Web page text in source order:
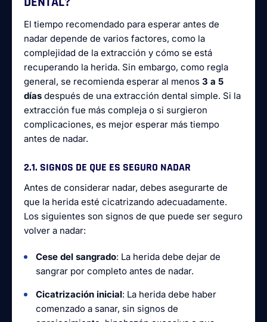
El tiempo recomendado para esperar antes de
nadar depende de varios factores, como la
complejidad de la extracción y cómo se está
recuperando la herida. Sin embargo, como regla
general, se recomienda esperar al menos 3 a 5
días después de una extracción dental simple. Si la
extracción fue más compleja o si surgieron
complicaciones, es mejor esperar más tiempo
antes de nadar.
2.1. SIGNOS DE QUE ES SEGURO NADAR
Antes de considerar nadar, debes asegurarte de
que la herida esté cicatrizando adecuadamente.
Los siguientes son signos de que puede ser seguro
volver a nadar:
Cese del sangrado: La herida debe dejar de
sangrar por completo antes de nadar.
Cicatrización inicial: La herida debe haber
comenzado a sanar, sin signos de